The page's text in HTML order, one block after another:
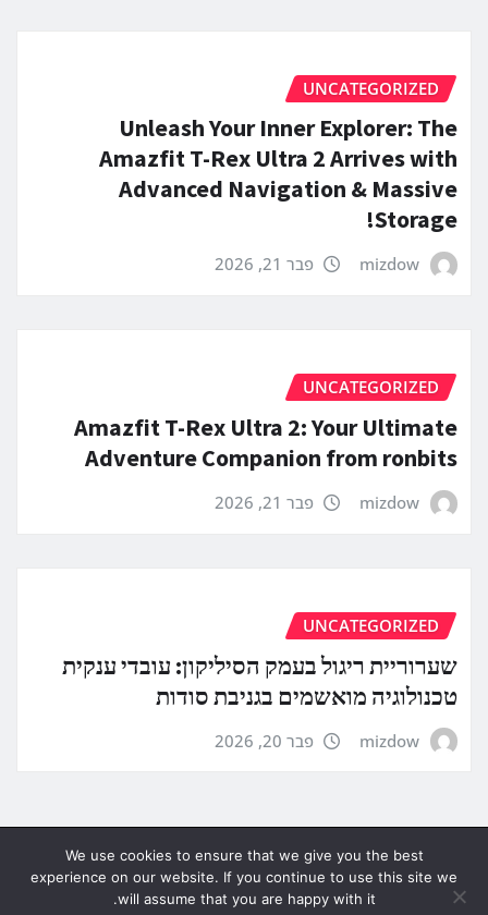
UNCATEGORIZED
Unleash Your Inner Explorer: The
Amazfit T-Rex Ultra 2 Arrives with
Advanced Navigation & Massive
Storage!
mizdow פבר 21, 2026
UNCATEGORIZED
Amazfit T-Rex Ultra 2: Your Ultimate
Adventure Companion from ronbits
mizdow פבר 21, 2026
UNCATEGORIZED
שערוריית ריגול בעמק הסיליקון: עובדי ענקית
טכנולוגיה מואשמים בגניבת סודות
mizdow פבר 20, 2026
We use cookies to ensure that we give you the best
experience on our website. If you continue to use this site we
will assume that you are happy with it.